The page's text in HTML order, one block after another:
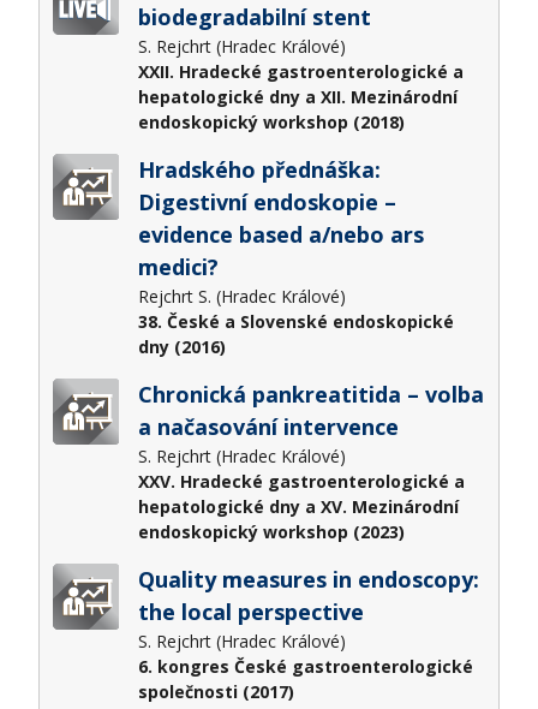
biodegradabilní stent
S. Rejchrt (Hradec Králové)
XXII. Hradecké gastroenterologické a
hepatologické dny a XII. Mezinárodní
endoskopický workshop (2018)
Hradského přednáška:
Digestivní endoskopie –
evidence based a/nebo ars
medici?​
Rejchrt S. (Hradec Králové)
38. České a Slovenské endoskopické
dny (2016)
Chronická pankreatitida – volba
a načasování intervence
S. Rejchrt (Hradec Králové)
XXV. Hradecké gastroenterologické a
hepatologické dny a XV. Mezinárodní
endoskopický workshop (2023)
Quality measures in endoscopy:
the local perspective
S. Rejchrt (Hradec Králové)
6. kongres České gastroenterologické
společnosti (2017)